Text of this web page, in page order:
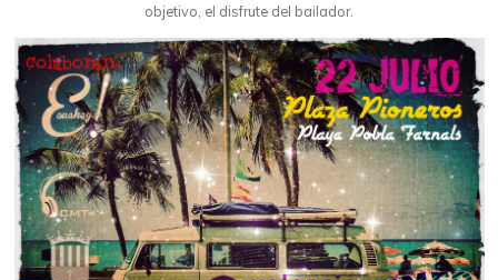
objetivo, el disfrute del bailador.